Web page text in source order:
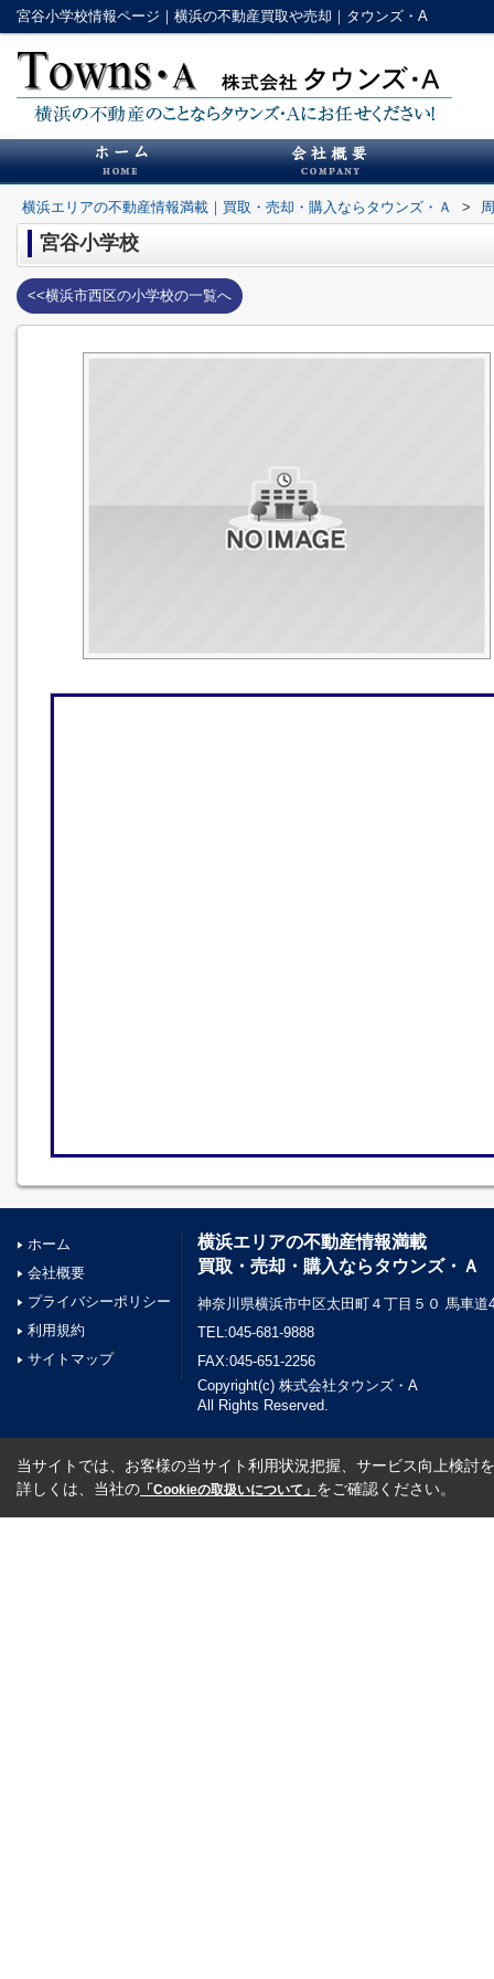
宮谷小学校情報ページ｜横浜の不動産買取や売却｜タウンズ・A
横浜エリアの不動産情報満載｜買取・売却・購入ならタウンズ・Ａ >
宮谷小学校
<<横浜市西区の小学校の一覧へ
ホーム
会社概要
プライバシーポリシー
利用規約
サイトマップ
横浜エリアの不動産情報満載
買取・売却・購入ならタウンズ・Ａ
神奈川県横浜市中区太田町４丁目５０ 馬車道
TEL:045-681-9888
FAX:045-651-2256
Copyright(c) 株式会社タウンズ・A
All Rights Reserved.
当サイトでは、お客様の当サイト利用状況把握、サービス向上検討
詳しくは、当社の 「Cookieの取扱いについて」 をご確認ください。